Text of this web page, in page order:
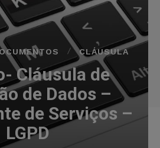
CLÁUSULA
Cláusula de
de Dados –
de Serviços –
LGPD